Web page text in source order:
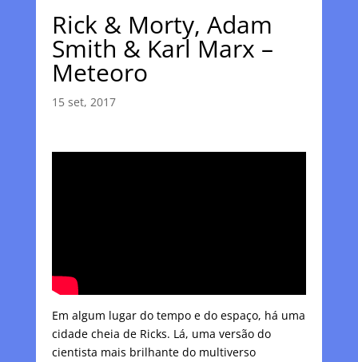
Rick & Morty, Adam
Smith & Karl Marx –
Meteoro
15 set, 2017
Em algum lugar do tempo e do espaço, há uma
cidade cheia de Ricks. Lá, uma versão do
cientista mais brilhante do multiverso